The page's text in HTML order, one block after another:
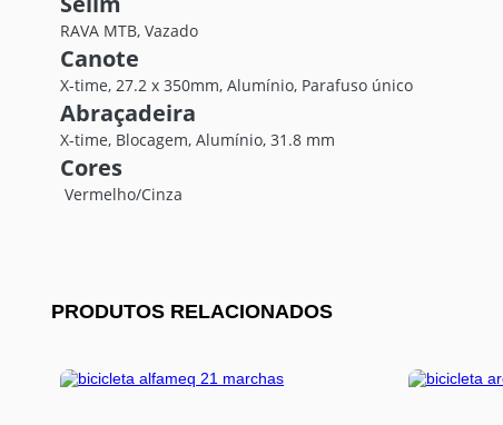
RAVA MTB, Vazado
Canote
X-time, 27.2 x 350mm, Alumínio, Parafuso único
Abraçadeira
X-time, Blocagem, Alumínio, 31.8 mm
Cores
Vermelho/Cinza
PRODUTOS RELACIONADOS